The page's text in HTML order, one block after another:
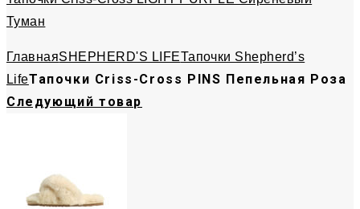
Туман
ГлавнаяSHEPHERD'S LIFEТапочки Shepherd’s
LifeТапочки Criss-Cross PINS Пепельная Роза
Следующий товар